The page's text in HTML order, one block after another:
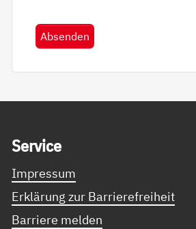
Absenden
Ser­vice
Impressum
Erklärung zur Barrierefreiheit
Barriere melden